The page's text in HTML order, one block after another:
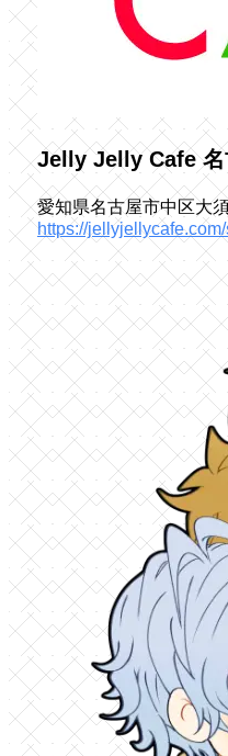
Jelly Jelly Cafe 名
愛知県名古屋市中区大
https://